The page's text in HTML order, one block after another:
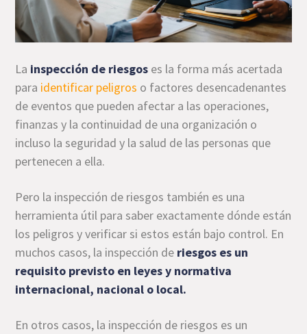
La inspección de riesgos es la forma más acertada
para identificar peligros o factores desencadenantes
de eventos que pueden afectar a las operaciones,
finanzas y la continuidad de una organización o
incluso la seguridad y la salud de las personas que
pertenecen a ella.
Pero la inspección de riesgos también es una
herramienta útil para saber exactamente dónde están
los peligros y verificar si estos están bajo control. En
muchos casos, la inspección de riesgos es un
requisito previsto en leyes y normativa
internacional, nacional o local.
En otros casos, la inspección de riesgos es un